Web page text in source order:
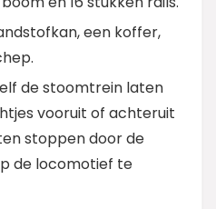
een koffer,
de stoomtrein laten
vooruit of achteruit
stoppen door de
de locomotief te